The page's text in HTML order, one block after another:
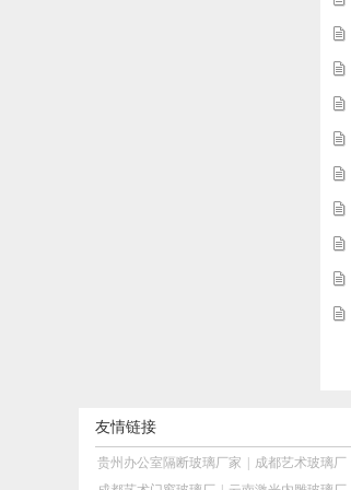
友情链接
贵州办公室隔断玻璃厂家 成都艺术玻璃厂